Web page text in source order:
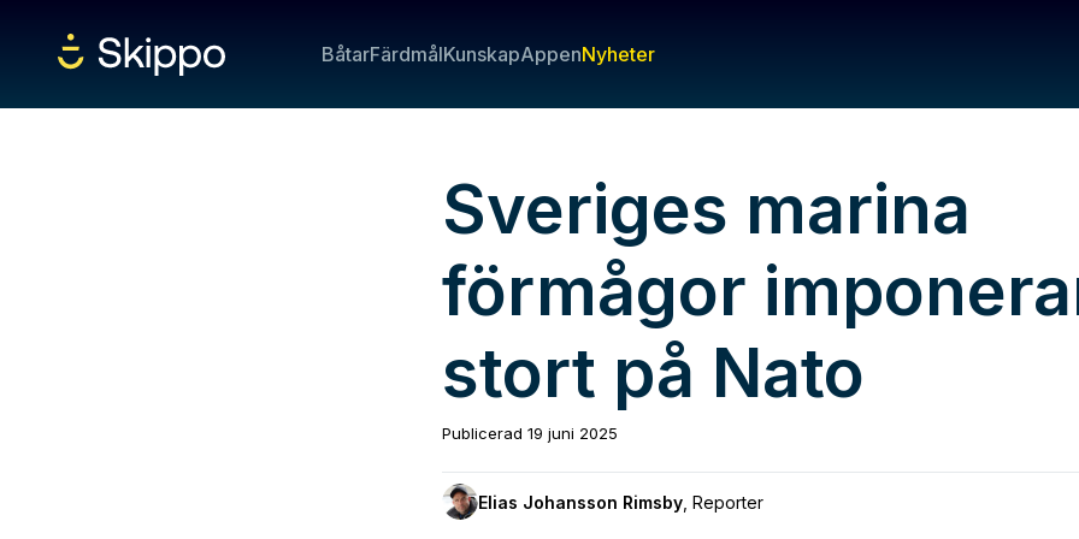
BåtarFärdmålKunskapAppenNyheter
Sveriges marina
förmågor
stort på Nato
Publicerad 19 juni 2025
Elias Johansson Rimsby Reporter